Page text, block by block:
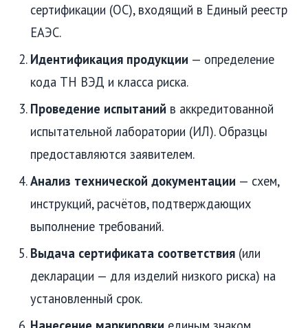
сертификации (ОС), входящий в Единый реестр
ЕАЭС.
Идентификация продукции — определение
кода ТН ВЭД и класса риска.
Проведение испытаний в аккредитованной
испытательной лаборатории (ИЛ). Образцы
предоставляются заявителем.
Анализ технической документации — схем,
инструкций, расчётов, подтверждающих
выполнение требований.
Выдача сертификата соответствия (или
декларации — для изделий низкого риска) на
установленный срок.